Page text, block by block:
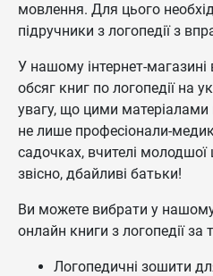
мовлення. Для цього
підручники з логопедії з
У нашому інтернет-
обсяг книг по логопедії на
увагу, що цими
не лише професіонали-
садочках, вчителі
звісно, дбайливі батьки!
Ви можете вибрати у
онлайн книги з логопедії
Логопедичні зошити